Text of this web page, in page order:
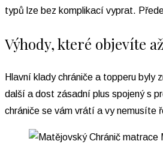
typů lze bez komplikací vyprat.
Výhody, které objevíte
Hlavní klady chrániče a topperu byly
další a dost zásadní plus spojený s
chrániče se vám vrátí a vy nemusíte